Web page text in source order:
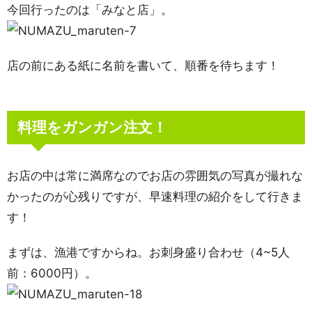
今回行ったのは「みなと店」。
店の前にある紙に名前を書いて、順番を待ちます！
料理をガンガン注文！
お店の中は常に満席なのでお店の雰囲気の写真が撮れな
かったのが心残りですが、早速料理の紹介をして行きま
す！
まずは、漁港ですからね。お刺身盛り合わせ（4~5人
前：6000円）。